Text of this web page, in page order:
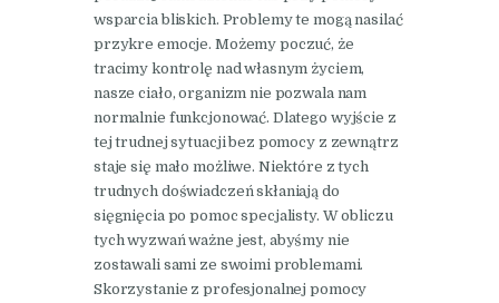
wsparcia bliskich. Problemy te mogą nasilać
przykre emocje. Możemy poczuć, że
tracimy kontrolę nad własnym życiem,
nasze ciało, organizm nie pozwala nam
normalnie funkcjonować. Dlatego wyjście z
tej trudnej sytuacji bez pomocy z zewnątrz
staje się mało możliwe. Niektóre z tych
trudnych doświadczeń skłaniają do
sięgnięcia po pomoc specjalisty. W obliczu
tych wyzwań ważne jest, abyśmy nie
zostawali sami ze swoimi problemami.
Skorzystanie z profesjonalnej pomocy